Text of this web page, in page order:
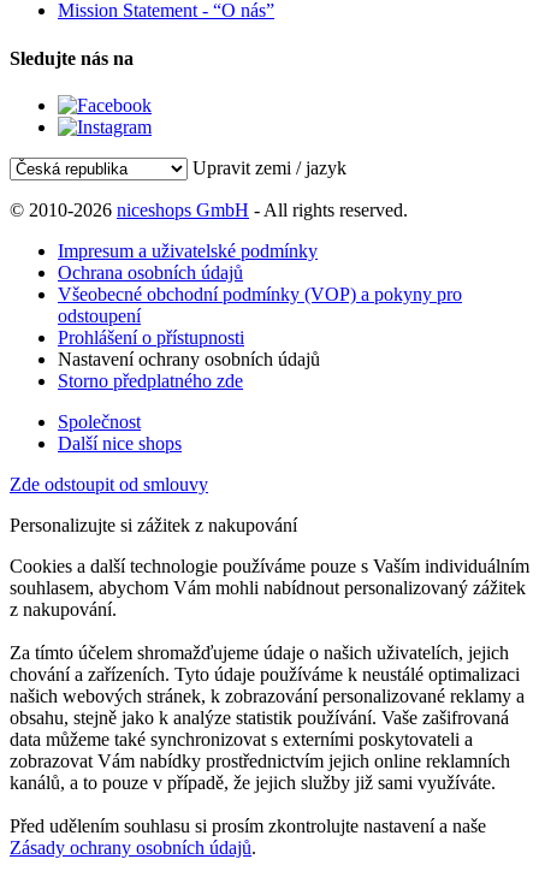
Mission Statement - “O nás”
Sledujte nás na
Upravit zemi / jazyk
© 2010-2026 niceshops GmbH - All rights reserved.
Impresum a uživatelské podmínky
Ochrana osobních údajů
Všeobecné obchodní podmínky (VOP) a pokyny pro
odstoupení
Prohlášení o přístupnosti
Nastavení ochrany osobních údajů
Storno předplatného zde
Společnost
Další nice shops
Zde odstoupit od smlouvy
Personalizujte si zážitek z nakupování
Cookies a další technologie používáme pouze s Vaším individuálním
souhlasem, abychom Vám mohli nabídnout personalizovaný zážitek
z nakupování.
Za tímto účelem shromažďujeme údaje o našich uživatelích, jejich
chování a zařízeních. Tyto údaje používáme k neustálé optimalizaci
našich webových stránek, k zobrazování personalizované reklamy a
obsahu, stejně jako k analýze statistik používání. Vaše zašifrovaná
data můžeme také synchronizovat s externími poskytovateli a
zobrazovat Vám nabídky prostřednictvím jejich online reklamních
kanálů, a to pouze v případě, že jejich služby již sami využíváte.
Před udělením souhlasu si prosím zkontrolujte nastavení a naše
Zásady ochrany osobních údajů.